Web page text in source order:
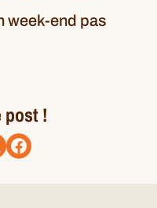
week-end pas
post !